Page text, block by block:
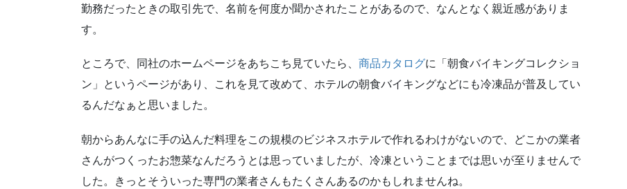
勤務だったときの取引先で、名前を何度か聞かされたことがあるので、なんとなく親近感がありま
す。
ところで、同社のホームページをあちこち見ていたら、 商品カタログに「朝食バイキングコレクショ
ン」というページがあり、これを見て改めて、ホテルの朝食バイキングなどにも冷凍品が普及してい
るんだなぁと思いました。
朝からあんなに手の込んだ料理をこの規模のビジネスホテルで作れるわけがないので、どこかの業者
さんがつくったお惣菜なんだろうとは思っていましたが、冷凍ということまでは思いが至りませんで
した。きっとそういった専門の業者さんもたくさんあるのかもしれませんね。